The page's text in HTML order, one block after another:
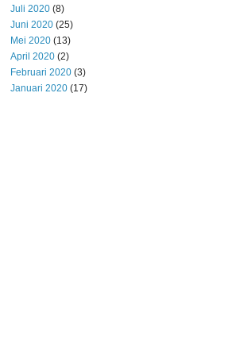
Juli 2020 (8)
Juni 2020 (25)
Mei 2020 (13)
April 2020 (2)
Februari 2020 (3)
Januari 2020 (17)